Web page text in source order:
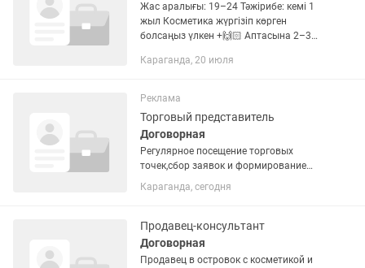
Жас аралығы: 19–24 Тәжірибе: кемі 1
жыл Косметика жүргізіп көрген
болсаңыз үлкен +🙌🏻 Аптасына 2–3
Пысық, жауапкершілігі бар болу •
Караганда, 20 июля
Реклама
Торговый представитель
Договорная
Регулярное посещение торговых
точек,сбор заявок и формирование
заказов. Ориентирование на
местности, уверенное знание всего
уходовой косметики Наработанная
клиентская...
Караганда, сегодня
Продавец-консультант
Договорная
Продавец в островок с косметикой и